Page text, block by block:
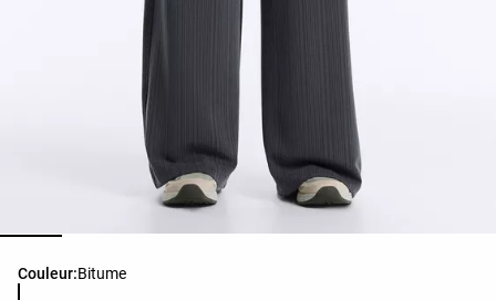
Couleur:Bitume
Liste des couleurs du produit